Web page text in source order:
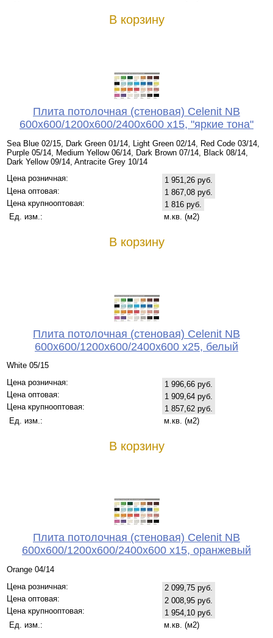
В корзину
Плита потолочная (стеновая) Celenit NB
600x600/1200x600/2400x600 x15, "яркие тона"
Sea Blue 02/15, Dark Green 01/14, Light Green 02/14, Red Code 03/14,
Purple 05/14, Medium Yellow 06/14, Dark Brown 07/14, Black 08/14,
Dark Yellow 09/14, Antracite Grey 10/14
Цена розничная:
1 951,26 руб.
Цена оптовая:
1 867,08 руб.
Цена крупнооптовая:
1 816 руб.
Ед. изм.:
м.кв. (м2)
В корзину
Плита потолочная (стеновая) Celenit NB
600x600/1200x600/2400x600 x25, белый
White 05/15
Цена розничная:
1 996,66 руб.
Цена оптовая:
1 909,64 руб.
Цена крупнооптовая:
1 857,62 руб.
Ед. изм.:
м.кв. (м2)
В корзину
Плита потолочная (стеновая) Celenit NB
600x600/1200x600/2400x600 x15, оранжевый
Orange 04/14
Цена розничная:
2 099,75 руб.
Цена оптовая:
2 008,95 руб.
Цена крупнооптовая:
1 954,10 руб.
Ед. изм.:
м.кв. (м2)